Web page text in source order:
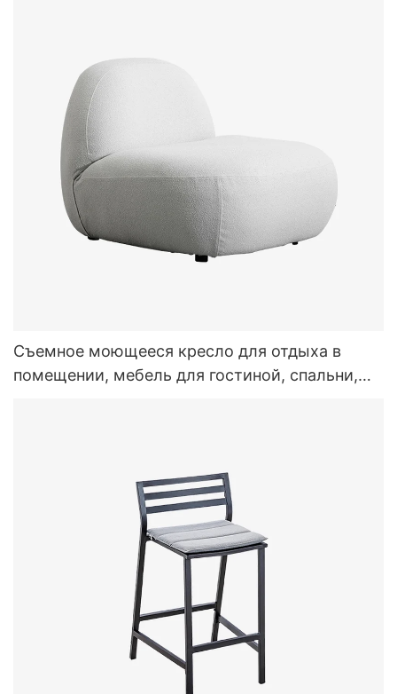
Съемное моющееся кресло для отдыха в
помещении, мебель для гостиной, спальни,